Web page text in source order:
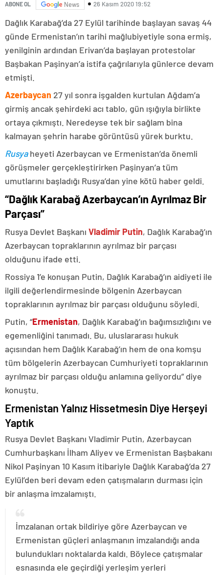
ABONE OL News 26 Kasım 2020 19:52
Dağlık Karabağ’da 27 Eylül tarihinde başlayan savaş 44
günde Ermenistan’ın tarihi mağlubiyetiyle sona ermiş,
yenilginin ardından Erivan’da başlayan protestolar
Başbakan Paşinyan’a istifa çağrılarıyla günlerce devam
etmişti.
Azerbaycan 27 yıl sonra işgalden kurtulan Ağdam’a
girmiş ancak şehirdeki acı tablo, gün ışığıyla birlikte
ortaya çıkmıştı. Neredeyse tek bir sağlam bina
kalmayan şehrin harabe görüntüsü yürek burktu.
Rusyaheyeti Azerbaycan ve Ermenistan’da önemli
görüşmeler gerçekleştirirken Paşinyan’a tüm
umutlarını başladığı Rusya’dan yine kötü haber geldi.
“Dağlık Karabağ Azerbaycan’ın Ayrılmaz Bir
Parçası”
Rusya Devlet Başkanı Vladimir Putin, Dağlık Karabağ’ın
Azerbaycan topraklarının ayrılmaz bir parçası
olduğunu ifade etti.
Rossiya 1’e konuşan Putin, Dağlık Karabağ’ın aidiyeti ile
ilgili değerlendirmesinde bölgenin Azerbaycan
topraklarının ayrılmaz bir parçası olduğunu söyledi.
Putin, “Ermenistan, Dağlık Karabağ’ın bağımsızlığını ve
egemenliğini tanımadı. Bu, uluslararası hukuk
açısından hem Dağlık Karabağ’ın hem de ona komşu
tüm bölgelerin Azerbaycan Cumhuriyeti topraklarının
ayrılmaz bir parçası olduğu anlamına geliyordu” diye
konuştu.
Ermenistan Yalnız Hissetmesin Diye Herşeyi
Yaptık
Rusya Devlet Başkanı Vladimir Putin, Azerbaycan
Cumhurbaşkanı İlham Aliyev ve Ermenistan Başbakanı
Nikol Paşinyan 10 Kasım itibariyle Dağlık Karabağ’da 27
Eylül’den beri devam eden çatışmaların durması için
bir anlaşma imzalamıştı.
İmzalanan ortak bildiriye göre Azerbaycan ve
Ermenistan güçleri anlaşmanın imzalandığı anda
bulundukları noktalarda kaldı. Böylece çatışmalar
esnasında ele geçirdiği yerleşim yerleri